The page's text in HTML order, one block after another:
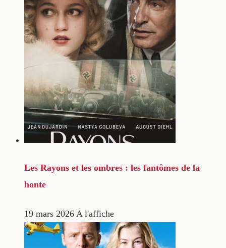
Les Rayons et les ombres : les fantômes de la
honte
19 mars 2026 A l'affiche